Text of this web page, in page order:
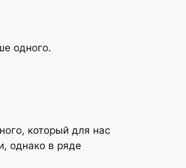
одного.
который для нас
однако в ряде